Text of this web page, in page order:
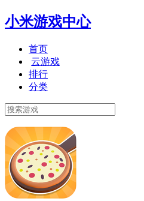
小米游戏中心
首页
云游戏
排行
分类